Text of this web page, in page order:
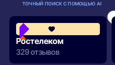
ТОЧНЫЙ ПОИСК С ПОМОЩЬЮ AI
Ростелеком
329 отзывов